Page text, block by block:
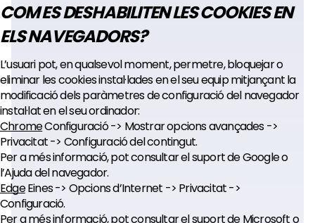
COM ES DESHABILITEN LES COOKIES EN
ELS NAVEGADORS?
L’usuari pot, en qualsevol moment, permetre, bloquejar o
eliminar les cookies instal·lades en el seu equip mitjançant la
modificació dels paràmetres de configuració del navegador
instal·lat en el seu ordinador:
ChromeConfiguració -> Mostrar opcions avançades ->
Privacitat -> Configuració del contingut.
Per a més informació, pot consultar el suport de Google o
l’Ajuda del navegador.
EdgeEines -> Opcions d’Internet -> Privacitat ->
Configuració.
Per a més informació, pot consultar el suport de Microsoft o